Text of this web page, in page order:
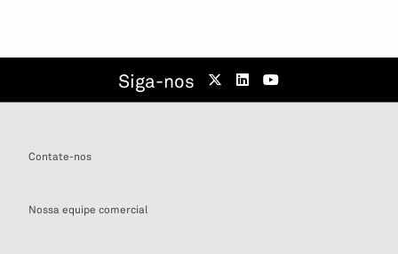
Siga-nos
Contate-nos
Nossa equipe comercial